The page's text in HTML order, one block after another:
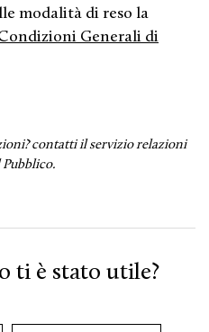
modalità di reso la
Generali di
contatti il servizio relazioni
ti è stato utile?